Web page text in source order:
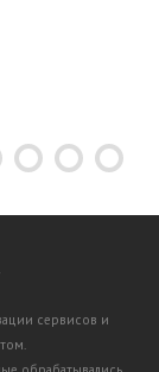
сервисов и